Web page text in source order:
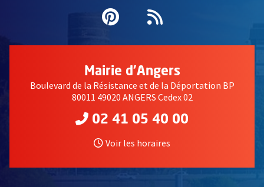
Pinterest
, Ouvre une
Flux RSS
Mairie d'Angers
Boulevard de la Résistance et de la Déportation BP
80011 49020 ANGERS Cedex 02
02 41 05 40 00
Voir les horaires